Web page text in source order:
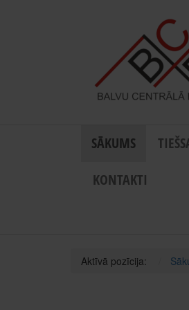
SĀKUMS
KONTAKTI
Aktīvā pozīcija: